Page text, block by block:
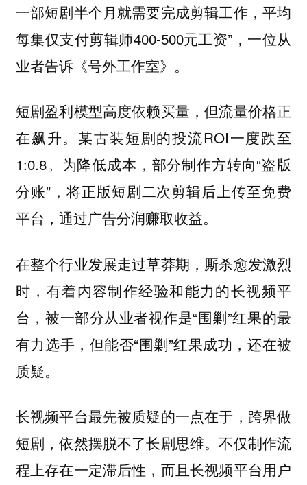
一部短剧半个月就需要完成剪辑工作，平均
每集仅支付剪辑师400-500元工资”，一位从
业者告诉《号外工作室》。
短剧盈利模型高度依赖买量，但流量价格正
在飙升。 某古装短剧的投流ROI一度跌至
1:0.8。为降低成本，部分制作方转向“盗版
分账”，将正版短剧二次剪辑后上传至免费
平台，通过广告分润赚取收益。
在整个行业发展走过草莽期，厮杀愈发激烈
时，有着内容制作经验和能力的长视频平
台，被一部分从业者视作是“围剿”红果的最
有力选手，但能否“围剿”红果成功，还在被
质疑。
长视频平台最先被质疑的一点在于，跨界做
短剧，依然摆脱不了长剧思维。不仅制作流
程上存在一定滞后性，而且长视频平台用户